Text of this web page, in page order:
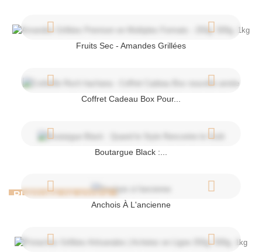
Fruits Sec - Amandes Grillées
Coffret Cadeau Box Pour...
Boutargue Black :...
RUPTURE DE STOCK
Anchois À L'ancienne